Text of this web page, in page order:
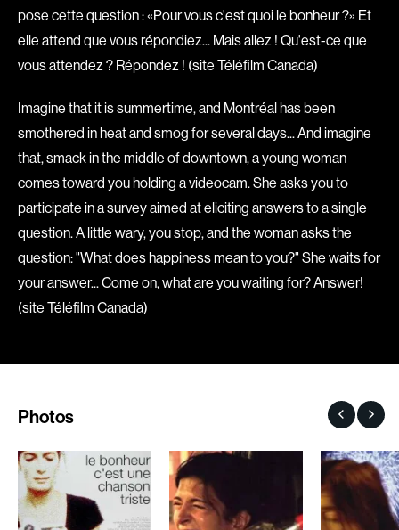
Famille
Fantastiques
Fiction
Guerre
Historiques
Horreur
Musicaux
Policiers
Romantiques
Science-fiction
Sports
Thrillers
Western
Décennies
1920
1930
2000
Réalisateur
(Daniel Grou) Podz
Absa Moussa Sene
pose cette question : «Pour vous c'est quoi le bonheur ?» Et
elle attend que vous répondiez... Mais allez ! Qu'est-ce que
vous attendez ? Répondez ! (site Téléfilm Canada)
Imagine that it is summertime, and Montréal has been
smothered in heat and smog for several days... And imagine
that, smack in the middle of downtown, a young woman
comes toward you holding a videocam. She asks you to
participate in a survey aimed at eliciting answers to a single
question. A little wary, you stop, and the woman asks the
question: "What does happiness mean to you?" She waits for
your answer... Come on, what are you waiting for? Answer!
(site Téléfilm Canada)
Photos